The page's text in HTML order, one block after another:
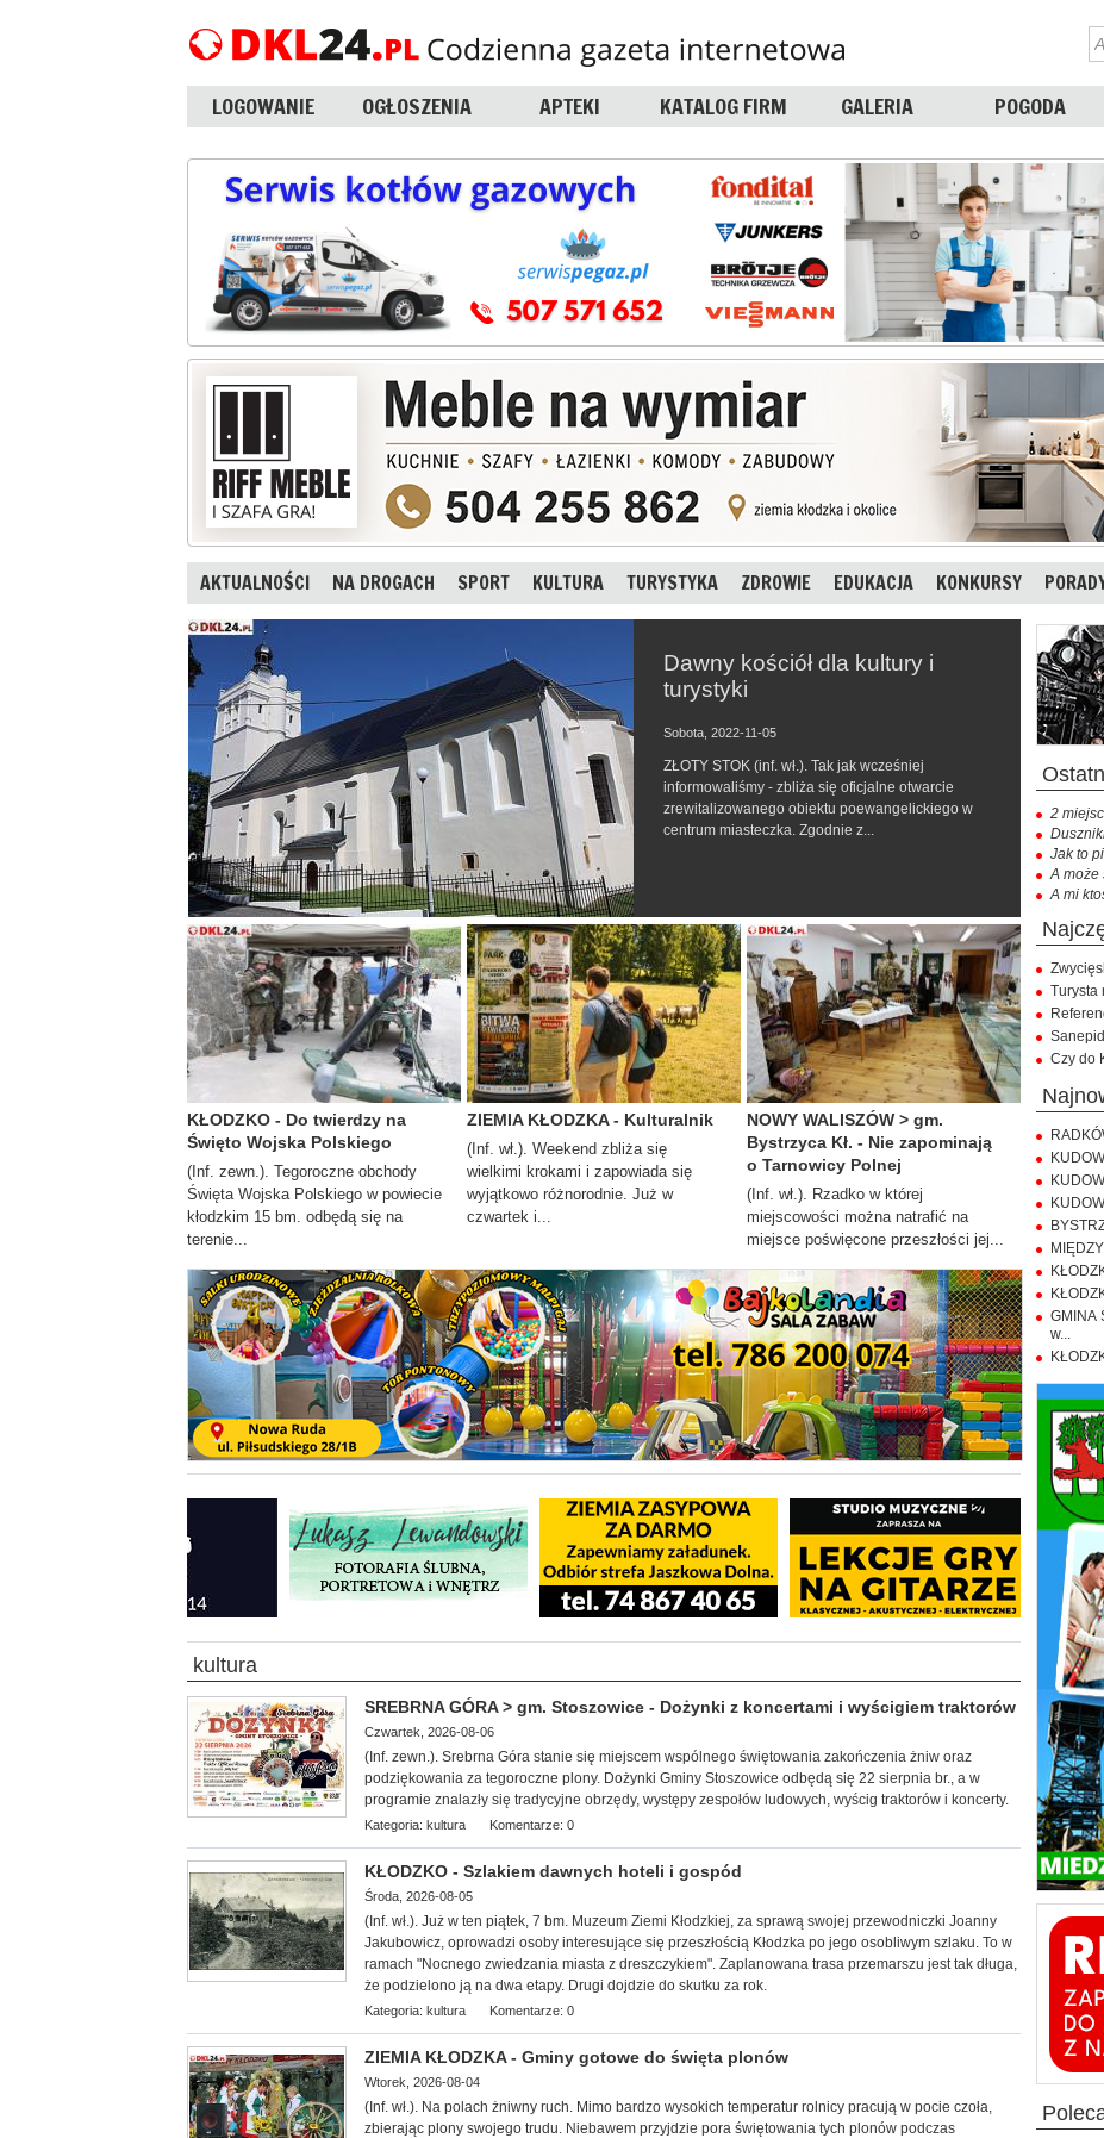
LOGOWANIE OGŁOSZENIA APTEKI KATALOG FIRM GALERIA POGODA
AKTUALNOŚCI NA DROGACH SPORT KULTURA TURYSTYKA ZDROWIE EDUKACJA KONKURSY
Dawny kościół dla kultury i
turystyki
Sobota, 2022-11-05
ZŁOTY STOK (inf. wł.). Tak jak wcześniej
informowaliśmy - zbliża się oficjalne otwarcie
zrewitalizowanego obiektu poewangelickiego w
centrum miasteczka. Zgodnie z...
KŁODZKO - Do twierdzy na
Święto Wojska Polskiego
(Inf. zewn.). Tegoroczne obchody
Święta Wojska Polskiego w powiecie
kłodzkim 15 bm. odbędą się na
terenie...
ZIEMIA KŁODZKA - Kulturalnik
(Inf. wł.). Weekend zbliża się
wielkimi krokami i zapowiada się
wyjątkowo różnorodnie. Już w
czwartek i...
NOWY WALISZÓW > gm.
Bystrzyca Kł. - Nie zapominają
o Tarnowicy Polnej
(Inf. wł.). Rzadko w której
miejscowości można natrafić na
miejsce poświęcone przeszłości jej...
kultura
SREBRNA GÓRA > gm. Stoszowice - Dożynki z koncertami i wyścigiem traktorów
Czwartek, 2026-08-06
(Inf. zewn.). Srebrna Góra stanie się miejscem wspólnego świętowania zakończenia żniw oraz
podziękowania za tegoroczne plony. Dożynki Gminy Stoszowice odbędą się 22 sierpnia br., a w
programie znalazły się tradycyjne obrzędy, występy zespołów ludowych, wyścig traktorów i koncerty.
Kategoria: kultura Komentarze: 0
KŁODZKO - Szlakiem dawnych hoteli i gospód
Środa, 2026-08-05
(Inf. wł.). Już w ten piątek, 7 bm. Muzeum Ziemi Kłodzkiej, za sprawą swojej przewodniczki Joanny
Jakubowicz, oprowadzi osoby interesujące się przeszłością Kłodzka po jego osobliwym szlaku. To w
ramach "Nocnego zwiedzania miasta z dreszczykiem". Zaplanowana trasa przemarszu jest tak długa,
że podzielono ją na dwa etapy. Drugi dojdzie do skutku za rok.
Kategoria: kultura Komentarze: 0
ZIEMIA KŁODZKA - Gminy gotowe do święta plonów
Wtorek, 2026-08-04
(Inf. wł.). Na polach żniwny ruch. Mimo bardzo wysokich temperatur rolnicy pracują w pocie czoła,
zbierając plony swojego trudu. Niebawem przyjdzie pora świętowania tych plonów podczas
2
Jak to
A może
A mi
Turysta
Czy do
GMINA
w...